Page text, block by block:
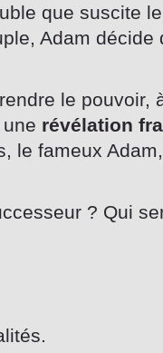
que suscite
Adam
le pouvoir,
révélation
le fameux
? Qui